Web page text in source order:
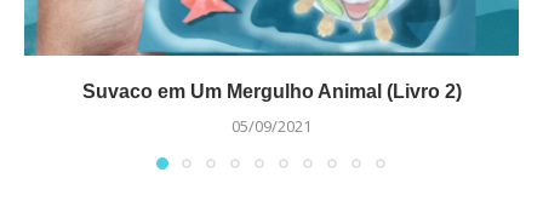
Suvaco em Um Mergulho Animal (Livro 2)
05/09/2021